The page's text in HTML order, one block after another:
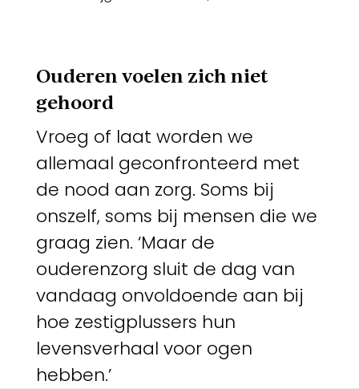
Ouderen voelen zich niet
gehoord
Vroeg of laat worden we
allemaal geconfronteerd met
de nood aan zorg. Soms bij
onszelf, soms bij mensen die we
graag zien. ‘Maar de
ouderenzorg sluit de dag van
vandaag onvoldoende aan bij
hoe zestigplussers hun
levensverhaal voor ogen
hebben.’